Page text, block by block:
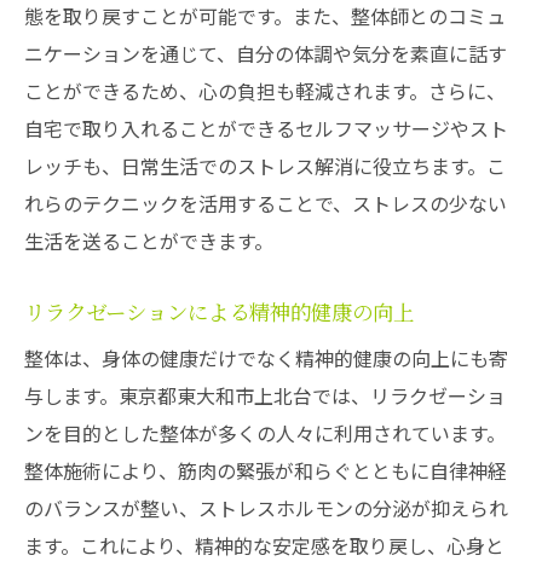
態を取り戻すことが可能です。また、整体師とのコミュ
ニケーションを通じて、自分の体調や気分を素直に話す
ことができるため、心の負担も軽減されます。さらに、
自宅で取り入れることができるセルフマッサージやスト
レッチも、日常生活でのストレス解消に役立ちます。こ
れらのテクニックを活用することで、ストレスの少ない
生活を送ることができます。
リラクゼーションによる精神的健康の向上
整体は、身体の健康だけでなく精神的健康の向上にも寄
与します。東京都東大和市上北台では、リラクゼーショ
ンを目的とした整体が多くの人々に利用されています。
整体施術により、筋肉の緊張が和らぐとともに自律神経
のバランスが整い、ストレスホルモンの分泌が抑えられ
ます。これにより、精神的な安定感を取り戻し、心身と